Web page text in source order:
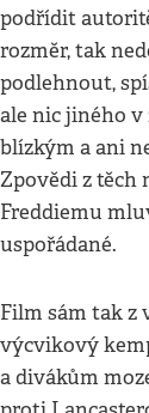
podřídit
rozměr, tak
podlehnout,
ale nic jiného
blízkým a ani
Zpovědi z
Freddiemu
uspořádané.
Film sám tak z
výcvikový
a divákům